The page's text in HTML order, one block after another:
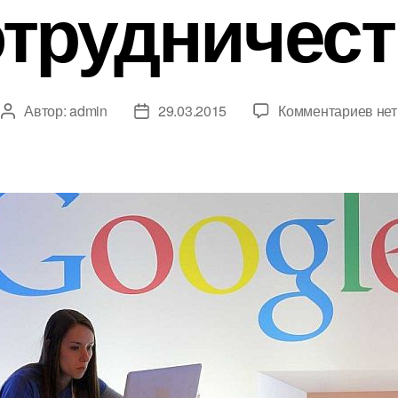
Автор
Автор:admin
Дата29.03.2015 Комментариевк
о
нет